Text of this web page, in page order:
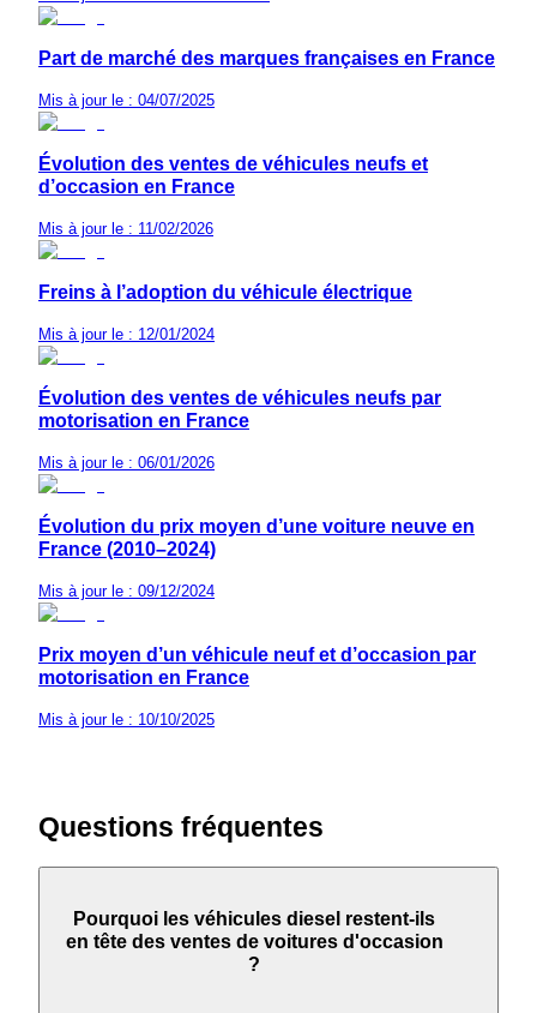
Part de marché des marques françaises en France
Mis à jour le : 04/07/2025
Évolution des ventes de véhicules neufs et
d’occasion en France
Mis à jour le : 11/02/2026
Freins à l’adoption du véhicule électrique
Mis à jour le : 12/01/2024
Évolution des ventes de véhicules neufs par
motorisation en France
Mis à jour le : 06/01/2026
Évolution du prix moyen d’une voiture neuve en
France (2010–2024)
Mis à jour le : 09/12/2024
Prix moyen d’un véhicule neuf et d’occasion par
motorisation en France
Mis à jour le : 10/10/2025
Questions fréquentes
Pourquoi les véhicules diesel restent-ils
en tête des ventes de voitures d'occasion
?